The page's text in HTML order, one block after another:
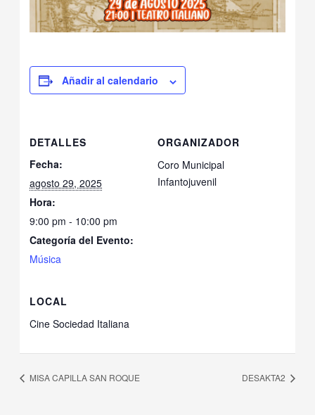
Añadir al calendario
DETALLES
Fecha:
agosto 29, 2025
Hora:
9:00 pm - 10:00 pm
Categoría del Evento:
Música
ORGANIZADOR
Coro Municipal
Infantojuvenil
LOCAL
Cine Sociedad Italiana
MISA CAPILLA SAN ROQUE DESAKTA2